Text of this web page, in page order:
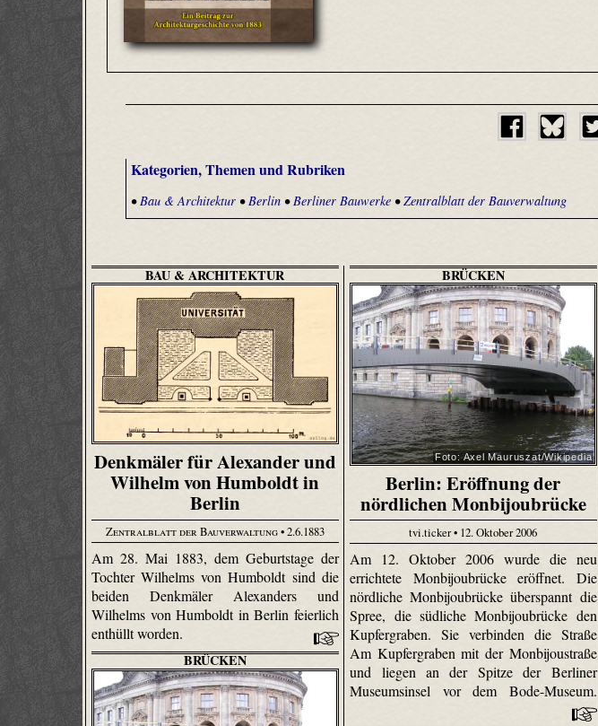
Kategorien, Themen und Rubriken
•Bau & Architektur •Berlin •Berliner Bauwerke •Zentralblatt der Bauverwaltung
BAU & ARCHITEKTUR
Denkmäler für Alexander und
Wilhelm von Humboldt in
Berlin
Zentralblatt der Bauverwaltung• 2.6.1883
Am 28. Mai 1883, dem Geburtstage der
Tochter Wilhelms von Humboldt sind die
beiden Denkmäler Alexanders und
Wilhelms von Humboldt in Berlin feierlich
enthüllt worden.
BRÜCKEN
Foto: Axel Mauruszat/Wikipedia
Berlin: Eröffnung der
nördlichen Monbijoubrücke
tvi.ticker • 12. Oktober 2006
Am 12. Oktober 2006 wurde die neu
errichtete Monbijoubrücke eröffnet. Die
nördliche Monbijoubrücke überspannt die
Spree, die südliche Monbijoubrücke den
Kupfergraben. Sie verbinden die Straße
Am Kupfergraben mit der Monbijoustraße
und liegen an der Spitze der Berliner
Museumsinsel vor dem Bode-Museum.
BRÜCKEN